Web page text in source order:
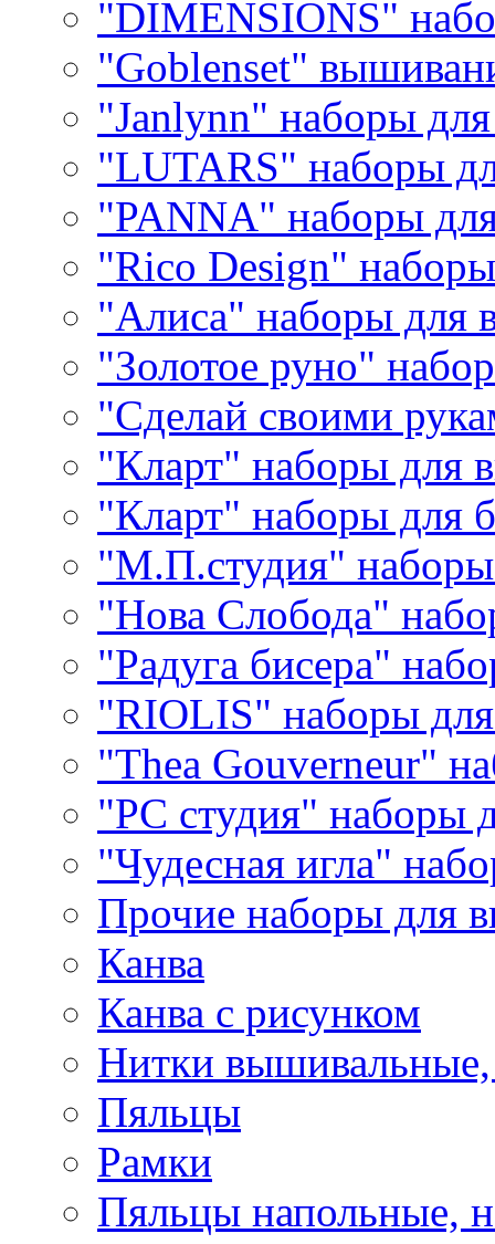
"DIMENSIONS"
"Goblenset"
"Janlynn" наборы
"LUTARS" наборы
"PANNA" наборы
"Rico Design"
"Алиса" наборы для
"Золотое руно"
"Сделай своими
"Кларт" наборы для
"Кларт" наборы для
"М.П.студия"
"Нова Слобода"
"Радуга бисера"
"RIOLIS" наборы
"Thea Gouverneur"
"РС студия" наборы
"Чудесная игла"
Прочие наборы для
Канва
Канва с рисунком
Нитки
Пяльцы
Рамки
Пяльцы напольные,